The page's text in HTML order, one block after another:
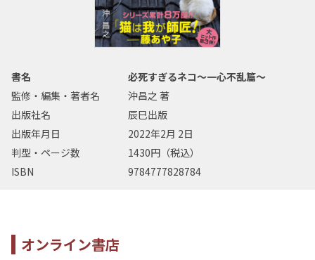
書名
必死すぎるネコ～一心不乱篇～
監修・編集・著者名
沖昌之 著
出版社名
辰巳出版
出版年月日
2022年2月 2日
判型・ページ数
1430円（税込）
ISBN
9784777828784
オンライン書店